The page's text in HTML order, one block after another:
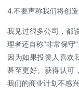
4.不要声称我们将创
我见过很多公司，都
理者还自称“非常保守
因为如果投资人喜欢
甚至更好。获得认可
我们的商业计划不感